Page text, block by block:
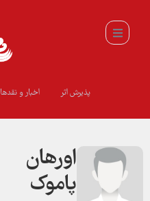
پذیرش اثر اخبار و نقدها
اورهان
پاموک